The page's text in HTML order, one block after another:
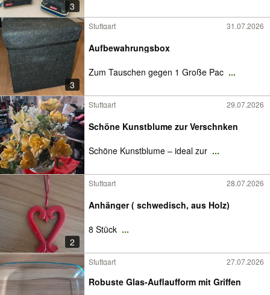
3
3
Stuttgart 31.07.2026
Aufbewahrungsbox
Zum Tauschen gegen 1 Große Pac ...
Stuttgart 29.07.2026
Schöne Kunstblume zur Verschnken
Schöne Kunstblume – ideal zur ...
2
Stuttgart 28.07.2026
Anhänger ( schwedisch, aus Holz)
8 Stück ...
Stuttgart 27.07.2026
Robuste Glas-Auflaufform mit Griffen